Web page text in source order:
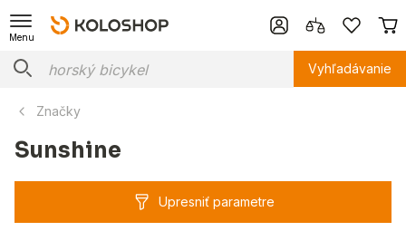
Menu
Vyhľadávanie
Značky
Sunshine
Upresniť parametre